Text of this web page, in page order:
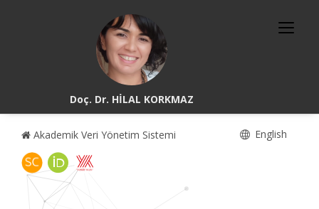
Doç. Dr. HİLAL KORKMAZ
Akademik Veri Yönetim Sistemi English